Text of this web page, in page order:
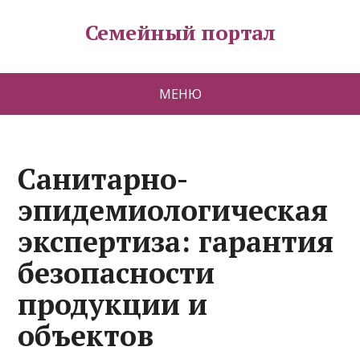
Семейный портал
МЕНЮ
Санитарно-
эпидемиологическая
экспертиза: гарантия
безопасности
продукции и
объектов